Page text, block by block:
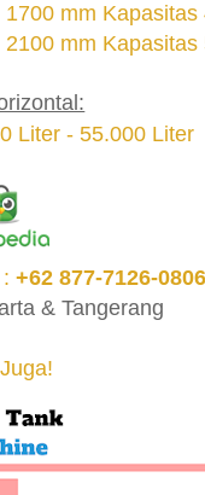
mm Kapasitas
mm Kapasitas
Liter - 55.000 Liter
+62 877-7126-0806
& Tangerang